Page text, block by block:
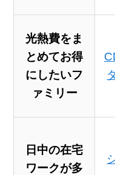
光熱費をま
とめてお得
に したいフ
ァミリー
日中の在宅
ワークが多